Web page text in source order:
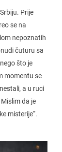
Prije
se na
nepoznatih
čuturu sa
što je
momentu se
a u ruci
da je
misterije“.